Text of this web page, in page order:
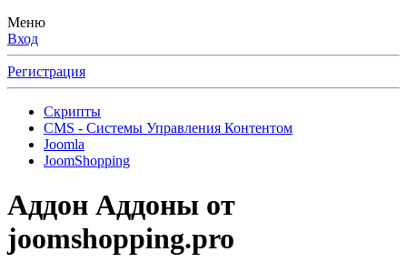
Меню
Вход
Регистрация
Скрипты
CMS - Системы Управления Контентом
Joomla
JoomShopping
Аддон Аддоны от
joomshopping.pro